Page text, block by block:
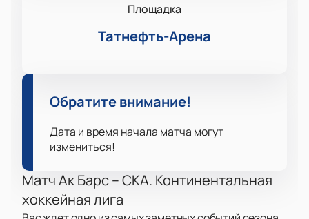
Площадка
Татнефть-Арена
Обратите внимание!
Дата и время начала матча могут
измениться!
Матч Ак Барс – СКА. Континентальная
хоккейная лига